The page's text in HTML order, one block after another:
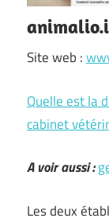
Site web :
Quelle est la
cabinet
A voir aussi :
Les deux